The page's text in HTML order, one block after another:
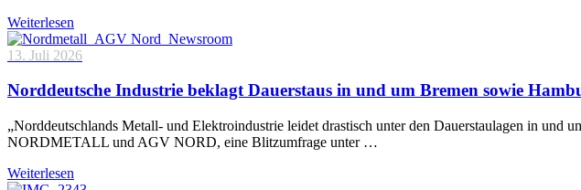
Weiterlesen
13. Juli 2026
Norddeutsche Industrie beklagt Dauerstaus in und um Bremen sowie
„Norddeutschlands Metall- und Elektroindustrie leidet drastisch unter den Dauerstaulagen in
NORDMETALL und AGV NORD, eine Blitzumfrage unter …
Weiterlesen